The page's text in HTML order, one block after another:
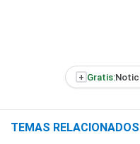
+ Gratis:
TEMAS RELACIONADOS